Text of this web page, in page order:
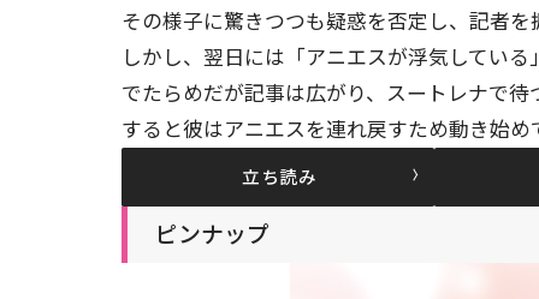
その様子に驚きつつも疑惑を否定し、記者を
しかし、翌日には「アニエスが浮気してい
でたらめだが記事は広がり、スートレナで
すると彼はアニエスを連れ戻すため動き始めて
立ち読み
ピンナップ